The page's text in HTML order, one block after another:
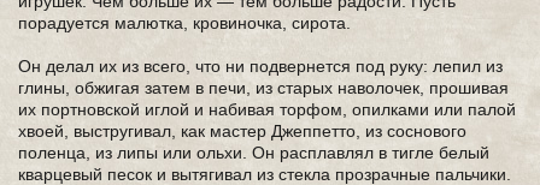
порадуется малютка, кровиночка, сирота.
Он делал их из всего, что ни подвернется под руку: лепил из
глины, обжигая затем в печи, из старых наволочек, прошивая
их портновской иглой и набивая торфом, опилками или палой
хвоей, выстругивал, как мастер Джеппетто, из соснового
поленца, из липы или ольхи. Он расплавлял в тигле белый
кварцевый песок и вытягивал из стекла прозрачные пальчики.